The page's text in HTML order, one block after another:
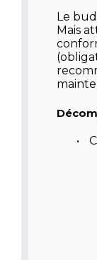
Le
Mais
•